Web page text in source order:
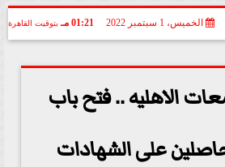
الخميس، 1 سبتمبر 2022 01:21 مـ بتوقيت القاهرة
الاهليه .. فتح باب
على الشهادات